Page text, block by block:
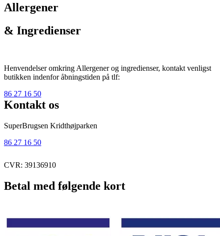
Allergener
& Ingredienser
Henvendelser omkring Allergener og ingredienser, kontakt venligst
butikken indenfor åbningstiden på tlf:
86 27 16 50
Kontakt os
SuperBrugsen Kridthøjparken
86 27 16 50
CVR: 39136910
Betal med følgende kort